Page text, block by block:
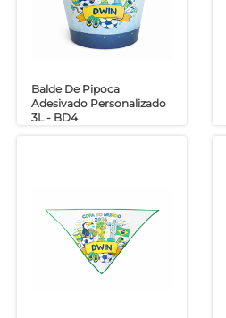
Balde De Pipoca
Adesivado Personalizado
3L - BD4